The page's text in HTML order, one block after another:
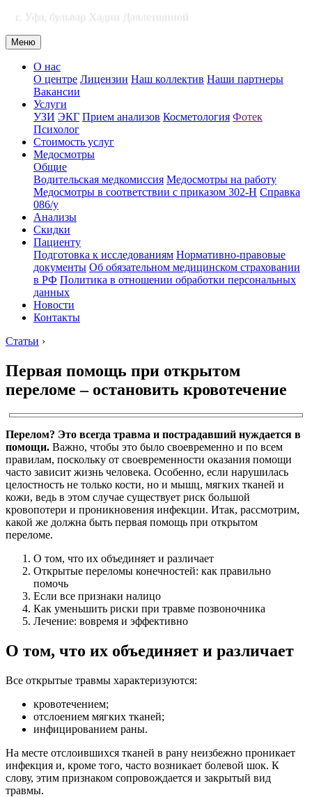
г. Уфа, бульвар Хадии Давлетшиной
Меню
О нас
О центре Лицензии Наш коллектив Наши партнеры
Вакансии
Услуги
УЗИ ЭКГ Прием анализов Косметология Фотек
Психолог
Стоимость услуг
Медосмотры
Общие
Водительская медкомиссия Медосмотры на работу
Медосмотры в соответствии с приказом 302-Н Справка
086/у
Анализы
Скидки
Пациенту
Подготовка к исследованиям Нормативно-правовые
документы Об обязательном медицинском страховании
в РФ Политика в отношении обработки персональных
данных
Новости
Контакты
Статьи ›
Первая помощь при открытом
переломе – остановить кровотечение
Перелом? Это всегда травма и пострадавший нуждается в
помощи. Важно, чтобы это было своевременно и по всем
правилам, поскольку от своевременности оказания помощи
часто зависит жизнь человека. Особенно, если нарушилась
целостность не только кости, но и мышц, мягких тканей и
кожи, ведь в этом случае существует риск большой
кровопотери и проникновения инфекции. Итак, рассмотрим,
какой же должна быть первая помощь при открытом
переломе.
О том, что их объединяет и различает
Открытые переломы конечностей: как правильно
помочь
Если все признаки налицо
Как уменьшить риски при травме позвоночника
Лечение: вовремя и эффективно
О том, что их объединяет и различает
Все открытые травмы характеризуются:
кровотечением;
отслоением мягких тканей;
инфицированием раны.
На месте отслоившихся тканей в рану неизбежно проникает
инфекция и, кроме того, часто возникает болевой шок. К
слову, этим признаком сопровождается и закрытый вид
травмы.